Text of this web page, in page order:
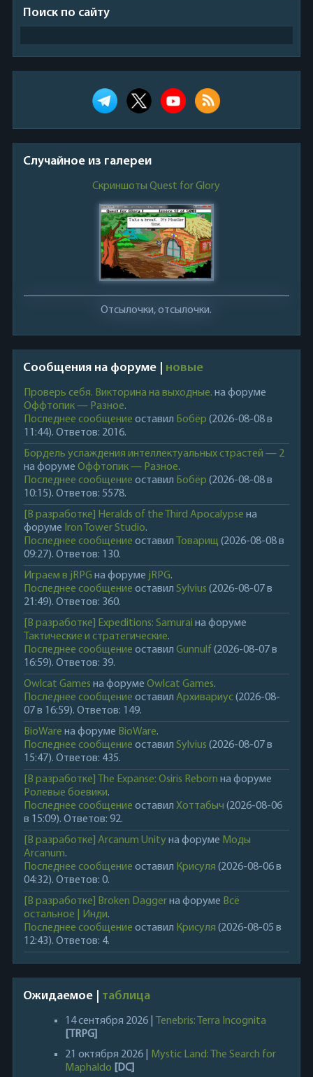
Поиск по сайту
Случайное из галереи
Скриншоты Quest for Glory
Отсылочки, отсылочки.
Сообщения на форуме | новые
Проверь себя. Викторина на выходные. на форуме
Оффтопик — Разное.
Последнее сообщение оставил Бобёр (2026-08-08 в
11:44). Ответов: 2016.
Бордель услаждения интеллектуальных страстей — 2
на форуме Оффтопик — Разное.
Последнее сообщение оставил Бобёр (2026-08-08 в
10:15). Ответов: 5578.
[В разработке] Heralds of the Third Apocalypse на
форуме Iron Tower Studio.
Последнее сообщение оставил Товарищ (2026-08-08 в
09:27). Ответов: 130.
Играем в jRPG на форуме jRPG.
Последнее сообщение оставил Sylvius (2026-08-07 в
21:49). Ответов: 360.
[В разработке] Expeditions: Samurai на форуме
Тактические и стратегические.
Последнее сообщение оставил Gunnulf (2026-08-07 в
16:59). Ответов: 39.
Owlcat Games на форуме Owlcat Games.
Последнее сообщение оставил Архивариус(2026-08-
07 в 16:59). Ответов: 149.
BioWare на форуме BioWare.
Последнее сообщение оставил Sylvius (2026-08-07 в
15:47). Ответов: 435.
[В разработке] The Expanse: Osiris Reborn на форуме
Ролевые боевики.
Последнее сообщение оставил Хоттабыч (2026-08-06
в 15:09). Ответов: 92.
[В разработке] Arcanum Unity на форуме Моды
Arcanum.
Последнее сообщение оставил Крисуля (2026-08-06 в
04:32). Ответов: 0.
[В разработке] Broken Daggerна форуме Всё
остальное | Инди.
Последнее сообщение оставил Крисуля (2026-08-05 в
12:43). Ответов: 4.
Ожидаемое | таблица
14 сентября 2026 |
Tenebris: Terra Incognita
[TRPG]
21 октября 2026 |
Mystic Land: The Search for
Maphaldo
[DC]